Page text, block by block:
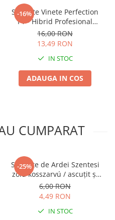
-16%
Seminte Vinete Perfection
F1 - Hibrid Profesional
Extratimpuriu cu
Productivitate Maxima
16,00 RON
13,49 RON
IN STOC
ADAUGA IN COS
CUMPARAT
-25%
Seminte de Ardei Szentesi
zöld kosszarvú / ascuţit şi
dulce 0,4g
6,00 RON
4,49 RON
IN STOC